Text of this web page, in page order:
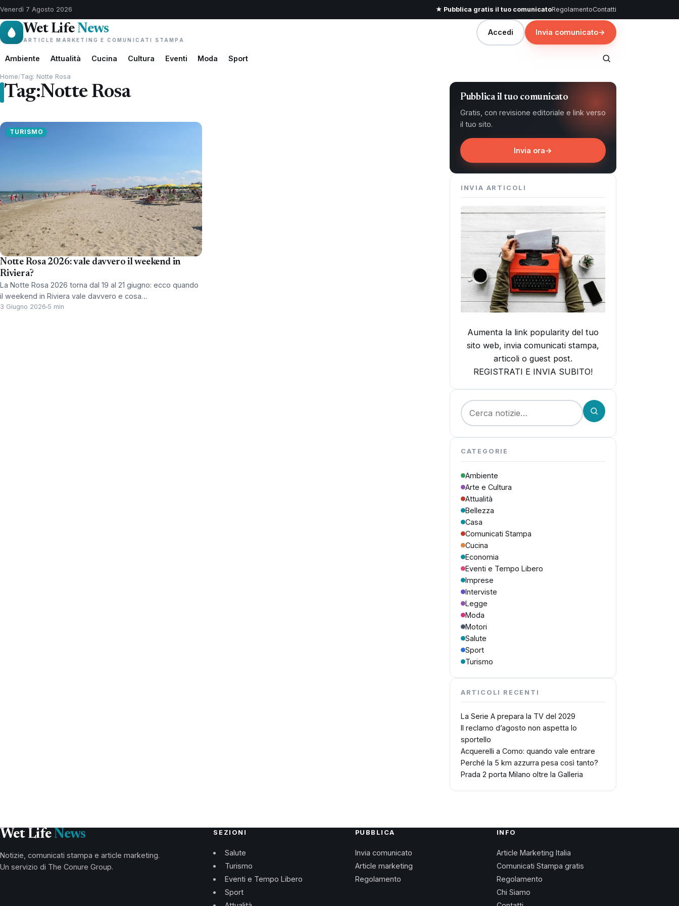
Venerdì 7 Agosto 2026 ★ Pubblica gratis il tuo comunicatoRegolamentoContatti
Wet LifeNews
ARTICLE MARKETING E COMUNICATI STAMPA
Accedi Invia comunicato→
Ambiente Attualità Cucina Cultura Eventi Moda Sport
Home/Tag: Notte Rosa
Tag:Notte Rosa
TURISMO
Notte Rosa 2026: vale davvero il weekend in
Riviera?
La Notte Rosa 2026 torna dal 19 al 21 giugno: ecco quando
il weekend in Riviera vale davvero e cosa…
3 Giugno 2026 5 min
Pubblica il tuo comunicato
Gratis, con revisione editoriale e link verso
il tuo sito.
Invia ora→
INVIA ARTICOLI
Aumenta la link popularity del tuo
sito web, invia comunicati stampa,
articoli o guest post.
REGISTRATI E INVIA SUBITO!
Cerca:
CATEGORIE
Ambiente
Arte e Cultura
Attualità
Bellezza
Casa
Comunicati Stampa
Cucina
Economia
Eventi e Tempo Libero
Imprese
Interviste
Legge
Moda
Motori
Salute
Sport
Turismo
ARTICOLI RECENTI
La Serie A prepara la TV del 2029
Il reclamo d’agosto non aspetta lo
sportello
Acquerelli a Como: quando vale entrare
Perché la 5 km azzurra pesa così tanto?
Prada 2 porta Milano oltre la Galleria
Wet Life News
Notizie, comunicati stampa e article marketing.
Un servizio di The Conure Group.
SEZIONI
Salute
Turismo
Eventi e Tempo Libero
Sport
PUBBLICA
Invia comunicato
Article marketing
Regolamento
INFO
Article Marketing Italia
Comunicati Stampa gratis
Regolamento
Chi Siamo